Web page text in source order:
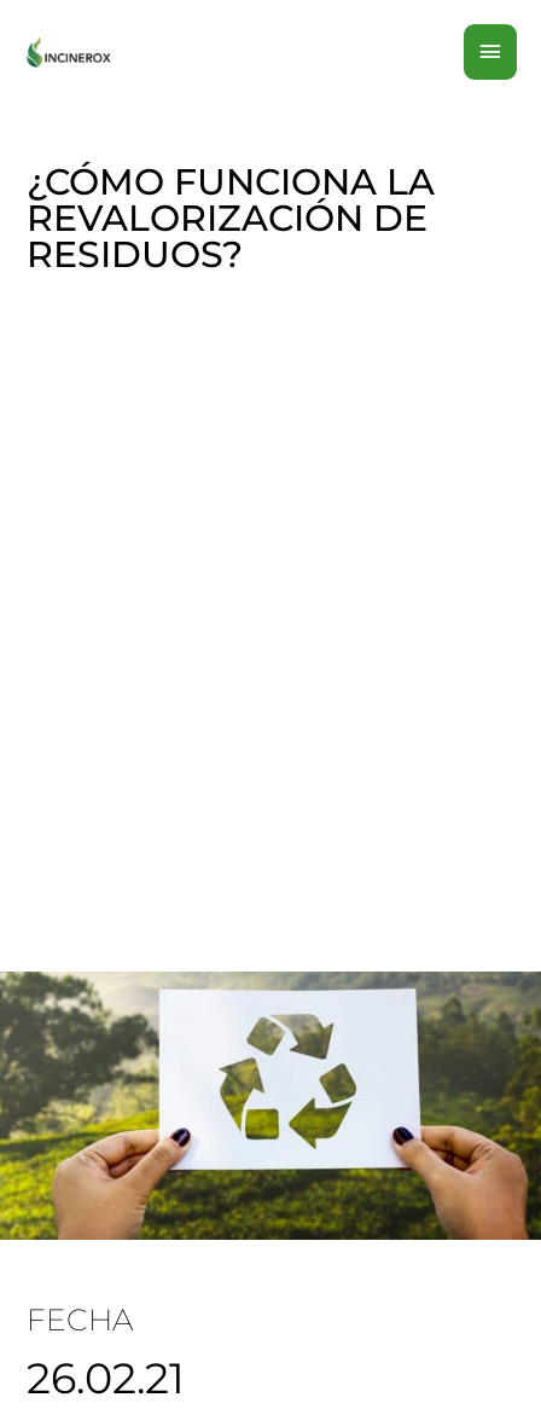
¿CÓMO FUNCIONA LA
REVALORIZACIÓN DE
RESIDUOS?
FECHA
26.02.21